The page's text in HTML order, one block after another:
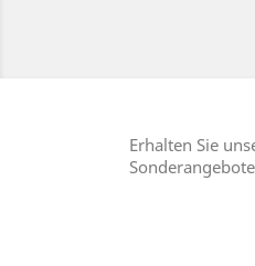
Erhalten Sie
Sonderangebote